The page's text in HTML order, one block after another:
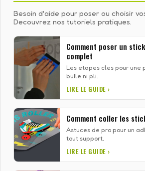
Besoin d'aide pour poser ou choisir
Decouvrez nos tutoriels pratiques.
Comment poser un
complet
Les etapes cles pour une
bulle ni pli.
LIRE LE GUIDE ›
Comment coller les
Astuces de pro pour un
tout support.
LIRE LE GUIDE ›